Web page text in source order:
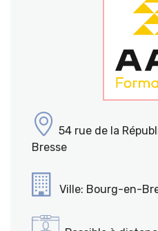
54 rue de la
Bresse
Ville: Bourg-en-